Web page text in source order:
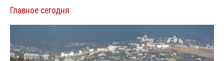
Главное сегодня